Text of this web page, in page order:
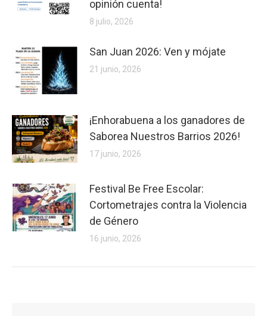
opinión cuenta!
8 julio, 2026
San Juan 2026: Ven y mójate
21 junio, 2026
¡Enhorabuena a los ganadores de
Saborea Nuestros Barrios 2026!
17 junio, 2026
Festival Be Free Escolar:
Cortometrajes contra la Violencia
de Género
16 junio, 2026